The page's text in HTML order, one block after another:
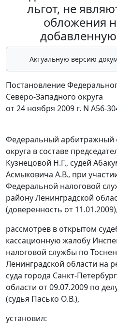
льгот, не
обложения
Актуальную версию
Постановление
Северо-Западного округа
от 24 ноября 2009 г. N А56-
Федеральный арбитражный
округа в составе
Кузнецовой Н.Г., судей
Асмыковича А.В., при
Федеральной налоговой
району Ленинградской
(доверенность от 11.01.2009),
рассмотрев в открытом
кассационную жалобу
налоговой службы по
Ленинградской области на
суда города Санкт-
области от 09.07.2009 по
(судья Пасько О.В.),
установил: